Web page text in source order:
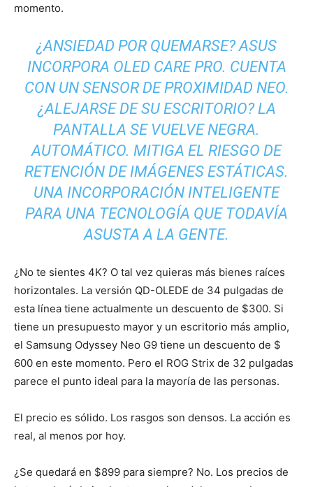
momento.
¿ANSIEDAD POR QUEMARSE? ASUS
INCORPORA OLED CARE PRO. CUENTA
CON UN SENSOR DE PROXIMIDAD NEO.
¿ALEJARSE DE SU ESCRITORIO? LA
PANTALLA SE VUELVE NEGRA.
AUTOMÁTICO. MITIGA EL RIESGO DE
RETENCIÓN DE IMÁGENES ESTÁTICAS.
UNA INCORPORACIÓN INTELIGENTE
PARA UNA TECNOLOGÍA QUE TODAVÍA
ASUSTA A LA GENTE.
¿No te sientes 4K? O tal vez quieras más bienes raíces
horizontales. La versión QD-OLEDE de 34 pulgadas de
esta línea tiene actualmente un descuento de $300. Si
tiene un presupuesto mayor y un escritorio más amplio,
el Samsung Odyssey Neo G9 tiene un descuento de $
600 en este momento. Pero el ROG Strix de 32 pulgadas
parece el punto ideal para la mayoría de las personas.
El precio es sólido. Los rasgos son densos. La acción es
real, al menos por hoy.
¿Se quedará en $899 para siempre? No. Los precios de